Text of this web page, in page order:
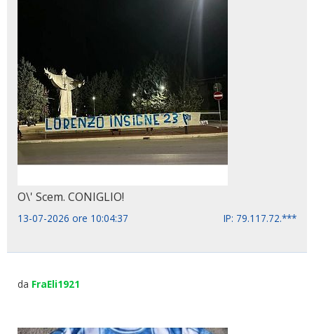
O\' Scem. CONIGLIO!
13-07-2026 ore 10:04:37 IP: 79.117.72.***
da FraEli1921